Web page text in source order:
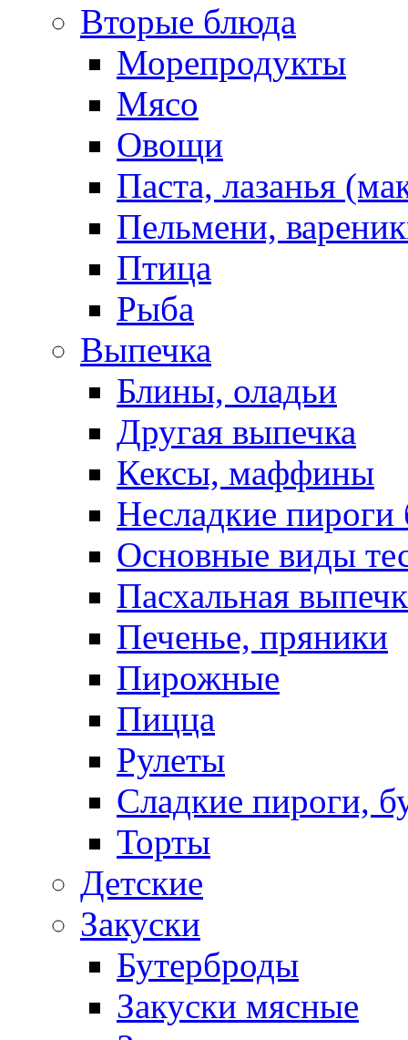
Вторые блюда
Морепродукты
Мясо
Овощи
Паста, лазанья
Пельмени,
Птица
Рыба
Выпечка
Блины, оладьи
Другая выпечка
Кексы, маффины
Несладкие пироги
Основные виды
Пасхальная
Печенье, пряники
Пирожные
Пицца
Рулеты
Сладкие пироги,
Торты
Детские
Закуски
Бутерброды
Закуски мясные